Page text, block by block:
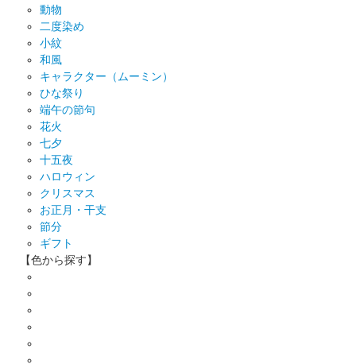
動物
二度染め
小紋
和風
キャラクター（ムーミン）
ひな祭り
端午の節句
花火
七夕
十五夜
ハロウィン
クリスマス
お正月・干支
節分
ギフト
【色から探す】